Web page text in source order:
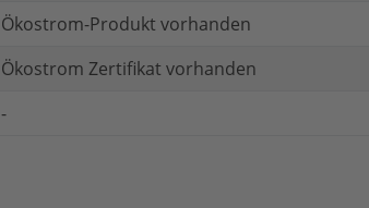
Ökostrom-Produkt vorhanden
Ökostrom Zertifikat vorhanden
-